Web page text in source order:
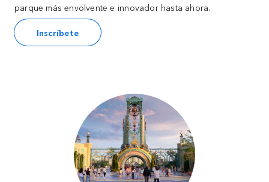
parque más envolvente e innovador hasta ahora.
Inscríbete